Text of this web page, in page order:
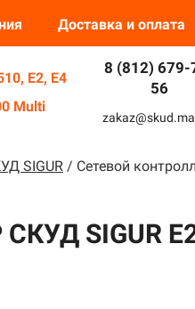
Доставка и оплата
E2, E4
Multi
8 (812) 679-
56
SIGUR / Сетевой
SIGUR